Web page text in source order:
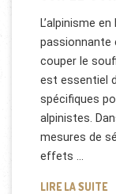
L’alpinisme
passionnante
couper le
est essentiel
spécifiques
alpinistes.
mesures de
effets …
LIRE LA SUITE